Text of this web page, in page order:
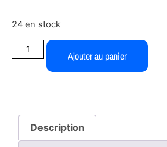
24 en stock
Ajouter au panier
Description